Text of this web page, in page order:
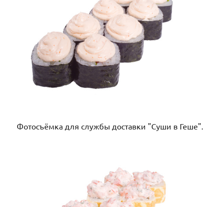
Фотосъёмка для службы доставки "Суши в Геше".